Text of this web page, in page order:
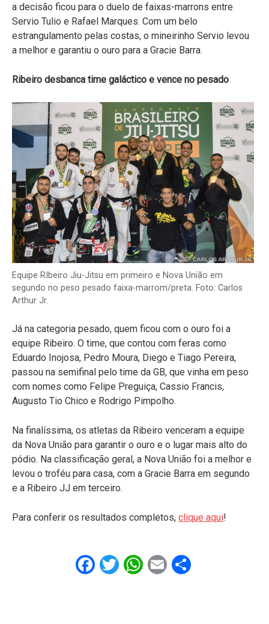
a decisão ficou para o duelo de faixas-marrons entre
Servio Tulio e Rafael Marques. Com um belo
estrangulamento pelas costas, o mineirinho Servio levou
a melhor e garantiu o ouro para a Gracie Barra.
Ribeiro desbanca time galáctico e vence no pesado
Equipe RIbeiro Jiu-Jitsu em primeiro e Nova União em
segundo no peso pesado faixa-marrom/preta. Foto: Carlos
Arthur Jr.
Já na categoria pesado, quem ficou com o ouro foi a
equipe Ribeiro. O time, que contou com feras como
Eduardo Inojosa, Pedro Moura, Diego e Tiago Pereira,
passou na semifinal pelo time da GB, que vinha em peso
com nomes como Felipe Preguiça, Cassio Francis,
Augusto Tio Chico e Rodrigo Pimpolho.
Na finalíssima, os atletas da Ribeiro venceram a equipe
da Nova União para garantir o ouro e o lugar mais alto do
pódio. Na classificação geral, a Nova União foi a melhor e
levou o troféu para casa, com a Gracie Barra em segundo
e a Ribeiro JJ em terceiro.
Para conferir os resultados completos, clique aqui!
Facebook
Twitter
WhatsApp
EmailShare